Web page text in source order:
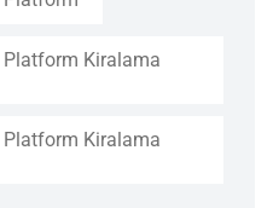
Kiralama
Kiralama